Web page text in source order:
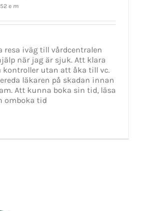
e m
resa iväg till vårdcentralen
när jag är sjuk. Att klara
kontroller utan att åka till vc.
läkaren på skadan innan
Att kunna boka sin tid, läsa
omboka tid